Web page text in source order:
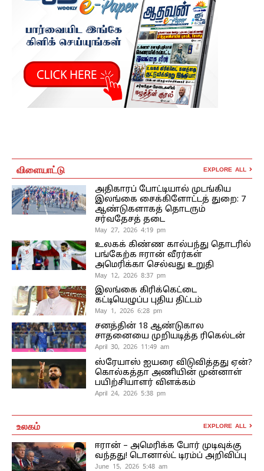
விளையாட்டு EXPLORE ALL
அதிகாரப் போட்டியால் முடங்கிய
இலங்கை சைக்கிளோட்டத் துறை: 7
ஆண்டுகளாகத் தொடரும்
சர்வதேசத் தடை
May 27, 2026 4:19 pm
உலகக் கிண்ண கால்பந்து தொடரில்
பங்கேற்க ஈரான் வீரர்கள்
அமெரிக்கா செல்வது உறுதி
May 12, 2026 8:37 pm
இலங்கை கிரிக்கெட்டை
கட்டியெழுப்ப புதிய திட்டம்
May 1, 2026 6:28 pm
சனத்தின் 18 ஆண்டுகால
சாதனையை முறியடித்த ரிகெல்டன்
April 30, 2026 11:49 am
ஸ்ரேயாஸ் ஐயரை விடுவித்தது ஏன்?
கொல்கத்தா அணியின் முன்னாள்
பயிற்சியாளர் விளக்கம்
April 24, 2026 5:38 pm
உலகம் EXPLORE ALL
ஈரான் – அமெரிக்க போர் முடிவுக்கு
வந்தது! டொனால்ட் டிரம்ப் அறிவிப்பு
June 15, 2026 5:48 am